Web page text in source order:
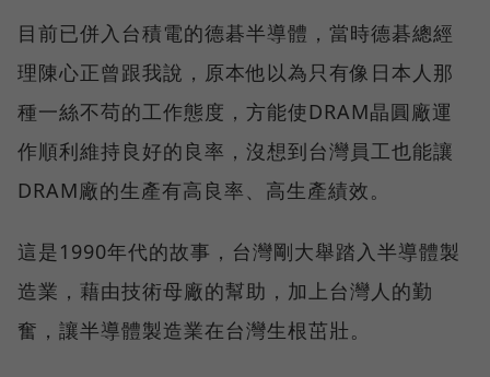
目前已併入台積電的德碁半導體，當時德碁總經
理陳心正曾跟我說，原本他以為只有像日本人那
種一絲不苟的工作態度，方能使DRAM晶圓廠運
作順利維持良好的良率，沒想到台灣員工也能讓
DRAM廠的生產有高良率、高生產績效。
這是1990年代的故事，台灣剛大舉踏入半導體製
造業，藉由技術母廠的幫助，加上台灣人的勤
奮，讓半導體製造業在台灣生根茁壯。